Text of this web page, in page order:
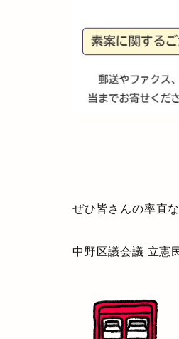
ぜひ皆さんの率直
中野区議会議 立憲